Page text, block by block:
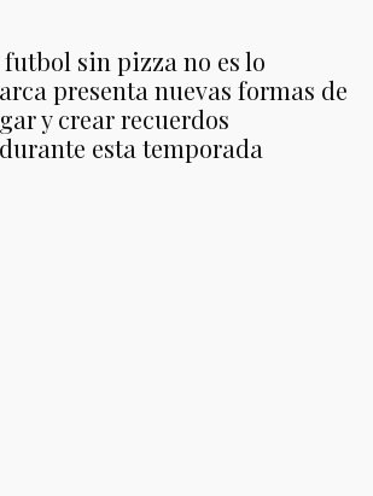
futbol sin pizza no es lo
presenta nuevas formas de
y crear recuerdos
esta temporada